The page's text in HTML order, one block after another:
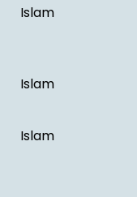
Islam
Islam
Islam